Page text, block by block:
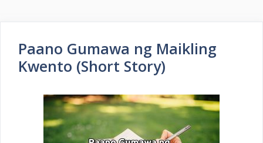
Paano Gumawa ng Maikling
Kwento (Short Story)